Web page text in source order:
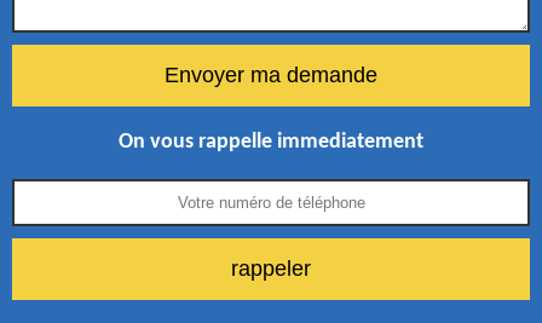
On vous rappelle immediatement